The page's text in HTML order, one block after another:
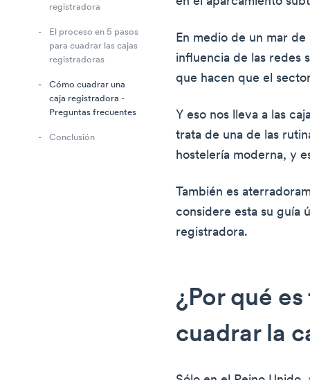
registradora
El proceso en 5 pasos
para cuadrar las cajas
registradoras
Cómo cuadrar una
caja registradora -
Preguntas frecuentes
Conclusión
En medio de un mar
influencia de las redes
que hacen que el
Y eso nos lleva a las
trata de una de las
hostelería moderna, y
También es
considere esta su guía
registradora.
¿Por qué
cuadrar la